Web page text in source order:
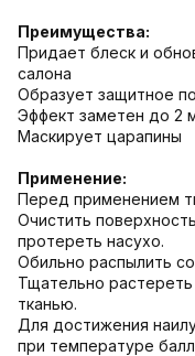
Преимущества:
Придает блеск и
салона
Образует защитное
Эффект заметен до 2
Маскирует царапины
Применение:
Перед применением
Очистить
протереть насухо.
Обильно распылить
Тщательно
тканью.
Для достижения
при температуре